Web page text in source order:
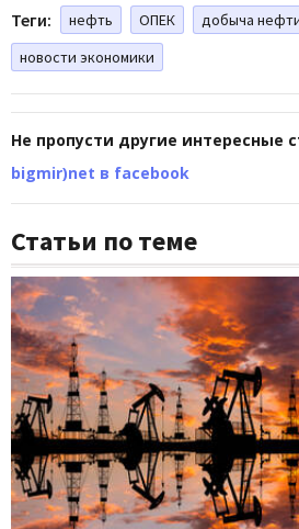
Теги: нефть ОПЕК добыча
новости экономики
Не пропусти другие интересные
bigmir)net в facebook
Статьи по теме